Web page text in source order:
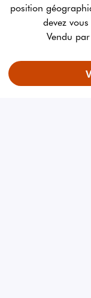
position
devez
Vendu par